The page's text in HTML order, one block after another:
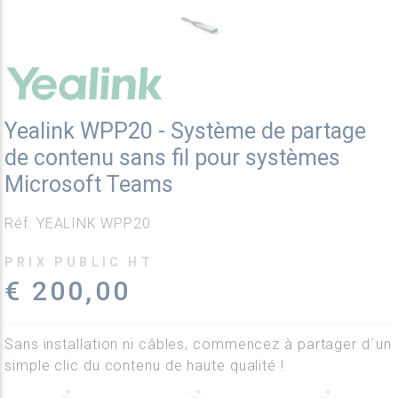
Yealink WPP20 - Système de partage
de contenu sans fil pour systèmes
Microsoft Teams
Réf. YEALINK WPP20
PRIX PUBLIC HT
€ 200,00
Sans installation ni câbles, commencez à partager d´un
simple clic du contenu de haute qualité !